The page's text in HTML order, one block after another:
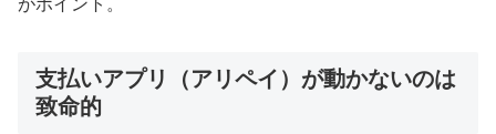
がポイント。
支払いアプリ（アリペイ）が動かないのは
致命的